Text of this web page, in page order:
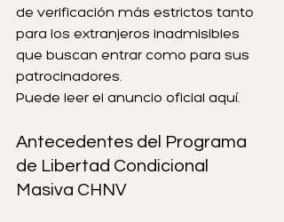
de verificación más estrictos tanto
para los extranjeros inadmisibles
que buscan entrar como para sus
patrocinadores.
Puede leer el anuncio oficial aquí.
Antecedentes del Programa
de Libertad Condicional
Masiva CHNV